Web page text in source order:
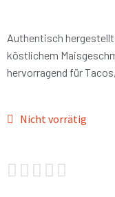
Authentisch
köstlichem
hervorragend für
Nicht vorrätig
    